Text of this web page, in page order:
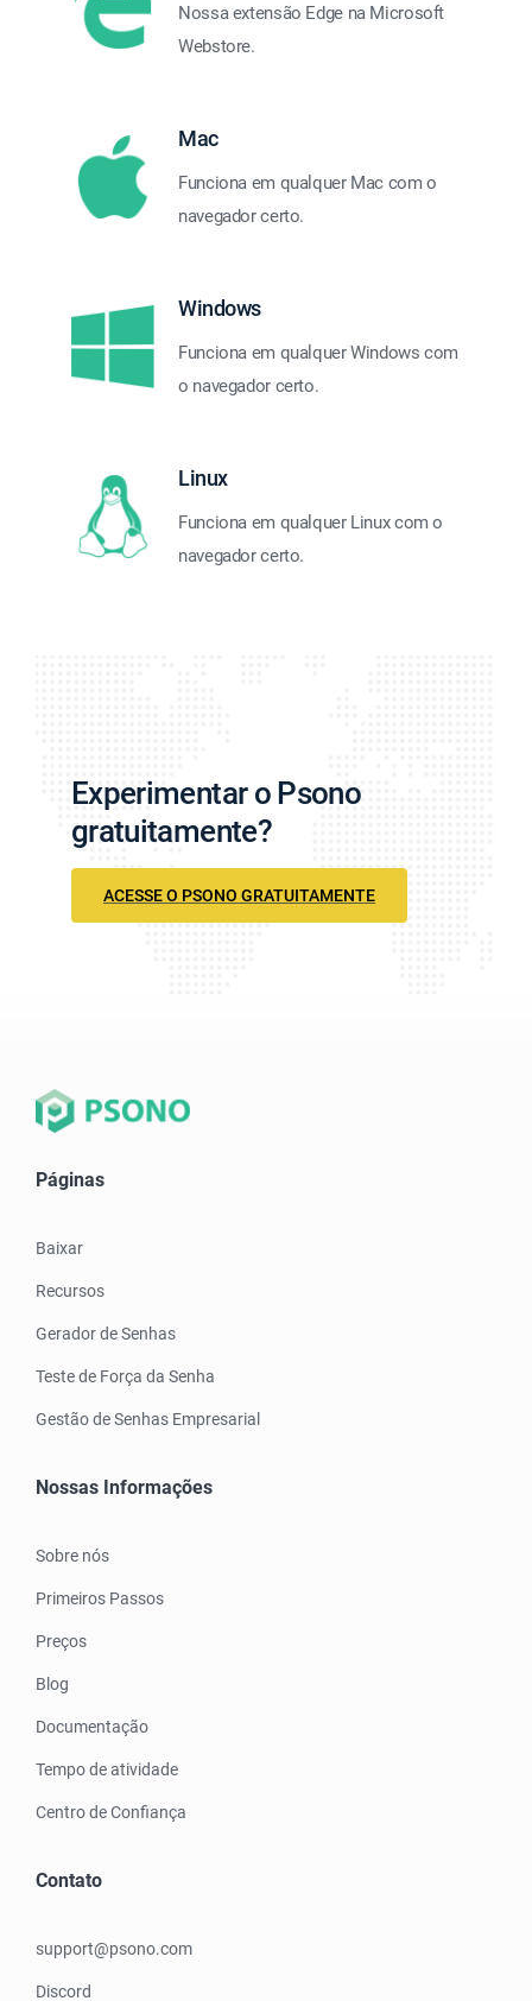
Nossa extensão Edge na Microsoft
Webstore.
Mac
Funciona em qualquer Mac com o
navegador certo.
Windows
Funciona em qualquer Windows com
o navegador certo.
Linux
Funciona em qualquer Linux com o
navegador certo.
Experimentar o Psono
gratuitamente?
ACESSE O PSONO GRATUITAMENTE
Páginas
Baixar
Recursos
Gerador de Senhas
Teste de Força da Senha
Gestão de Senhas Empresarial
Nossas Informações
Sobre nós
Primeiros Passos
Preços
Blog
Documentação
Tempo de atividade
Centro de Confiança
Contato
support@psono.com
Discord